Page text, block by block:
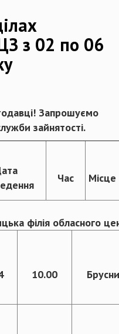
з 02 по 06
Запрошуємо
зайнятості.
Час
філія обласного
10.00